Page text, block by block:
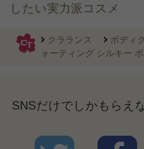
したい実力派コスメ
クラランス ボディ
ォーティング シルキー
SNSだけでしかもらえ